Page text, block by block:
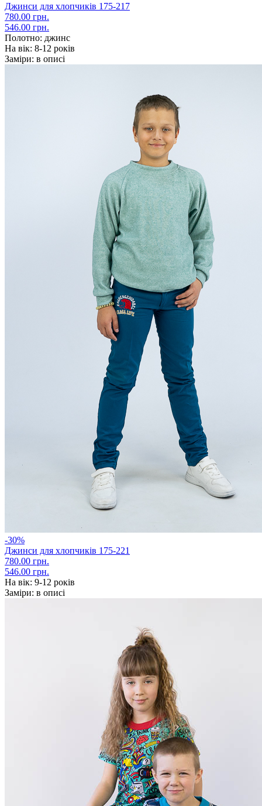
Джинси для хлопчиків 175-217
780.00 грн.
546.00 грн.
Полотно: джинс
На вік: 8-12 років
Заміри: в описі
-30%
Джинси для хлопчиків 175-221
780.00 грн.
546.00 грн.
На вік: 9-12 років
Заміри: в описі